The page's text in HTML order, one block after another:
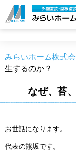
職人のうん
みらいホーム株式
生するのか？
なぜ、苔
お世話になります。
代表の熊坂です。